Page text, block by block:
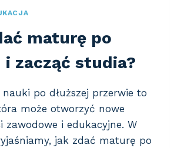
N
A
D
A
H
A
K
S
O
maturę po
i zacząć studia?
po dłuższej przerwie to
może otworzyć nowe
zawodowe i edukacyjne. W
jak zdać maturę po